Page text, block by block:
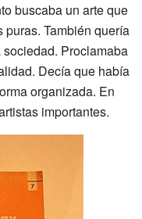
buscaba un arte que
puras. También quería
Proclamaba
Decía que había
organizada. En
importantes.